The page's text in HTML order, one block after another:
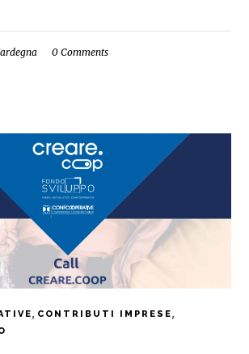
0 Comments
, CONTRIBUTI IMPRESE,